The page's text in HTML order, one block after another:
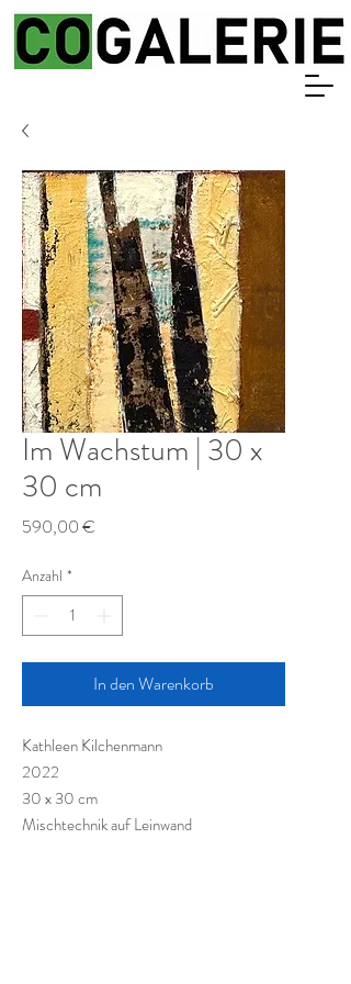
Im Wachstum | 30 x
30 cm
590,00 €
Anzahl *
In den Warenkorb
Kathleen Kilchenmann
2022
30 x 30 cm
Mischtechnik auf Leinwand